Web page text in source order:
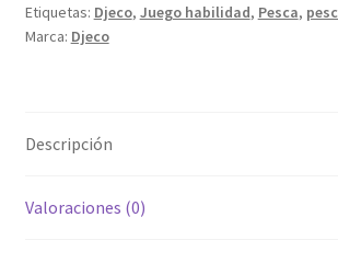
Etiquetas: Djeco, Juego habilidad, Pesca,
Marca: Djeco
Descripción
Valoraciones (0)